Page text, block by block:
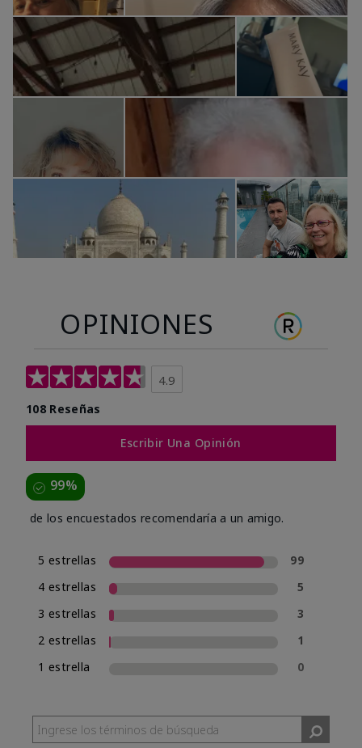
OPINIONES
4.9
108 Reseñas
Escribir Una Opinión
99%
de los encuestados recomendaría a un amigo.
5 estrellas
99
4 estrellas
5
3 estrellas
3
2 estrellas
1
1 estrella
0